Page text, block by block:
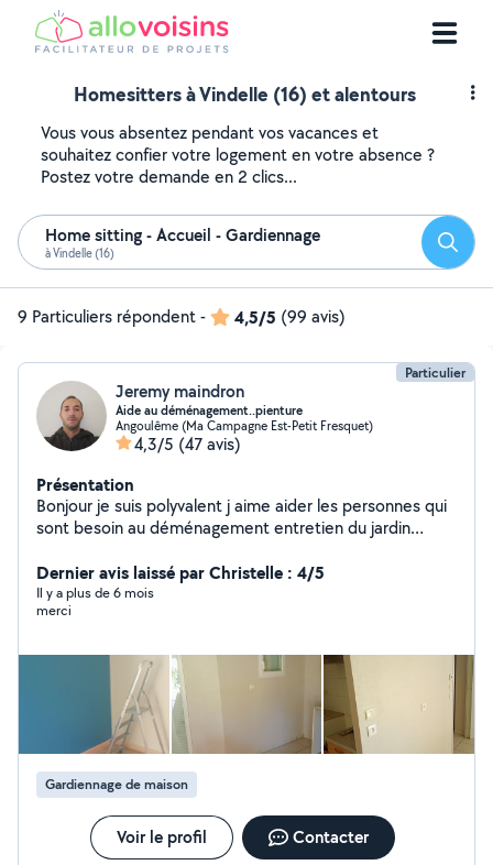
Homesitters à Vindelle (16) et alentours
Vous vous absentez pendant vos vacances et
souhaitez confier votre logement en votre absence ?
Postez votre demande en 2 clics...
Home sitting - Accueil - Gardiennage
à Vindelle (16)
9 Particuliers répondent- 4,5/5 (99 avis)
Particulier
Jeremy maindron
Aide au déménagement..pienture
Angoulême (Ma Campagne Est-Petit Fresquet)
4,3/5 (47 avis)
Présentation
Bonjour je suis polyvalent j aime aider les personnes qui
sont besoin au déménagement entretien du jardin
Dernier avis laissé par Christelle : 4/5
Il y a plus de 6 mois
merci
Gardiennage de maison
Voir le profil Contacter